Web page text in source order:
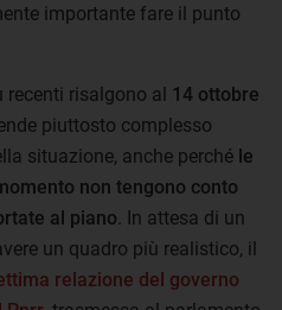
importante fare il punto
recenti risalgono al 14 ottobre
piuttosto complesso
situazione, anche perché le
non tengono conto
al piano . In attesa di un
un quadro più realistico, il
relazione del governo